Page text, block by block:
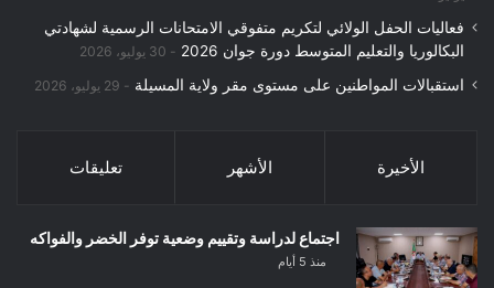
فعاليات الحفل الولائي لتكريم متفوقي الامتحانات الرسمية لشهادتي
البكالوريا والتعليم المتوسط دورة جوان 2026
30 يوليو، 2026
استقبالات المواطنين على مستوى مقر ولاية المسيلة 29 يوليو، 2026
الأخيرة الأشهر تعليقات
اجتماع لدراسة وتقييم وضعية توفر الخضر والفواكه
منذ 5 أيام